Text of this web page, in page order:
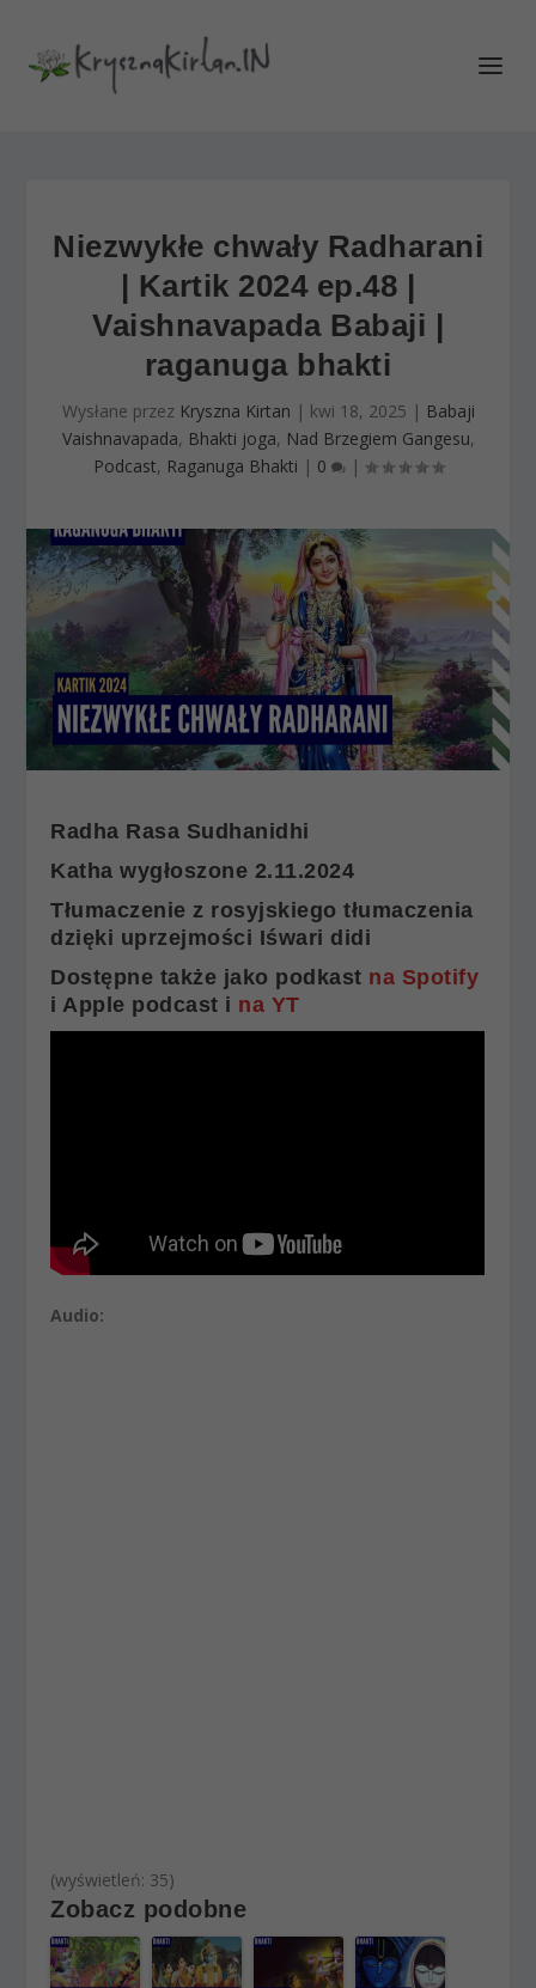
Niezwykłe chwały Radharani
| Kartik 2024 ep.48 |
Vaishnavapada Babaji |
raganuga bhakti
Wysłane przez Kryszna Kirtan | kwi 18, 2025 | Babaji
Vaishnavapada, Bhakti joga, Nad Brzegiem Gangesu,
Podcast, Raganuga Bhakti | 0 |
Radha Rasa Sudhanidhi
Katha wygłoszone 2.11.2024
Tłumaczenie z rosyjskiego tłumaczenia
dzięki uprzejmości Iśwari didi
Dostępne także jako podkast na Spotify
i Apple podcast i na YT
Audio:
(wyświetleń: 35)
Zobacz podobne